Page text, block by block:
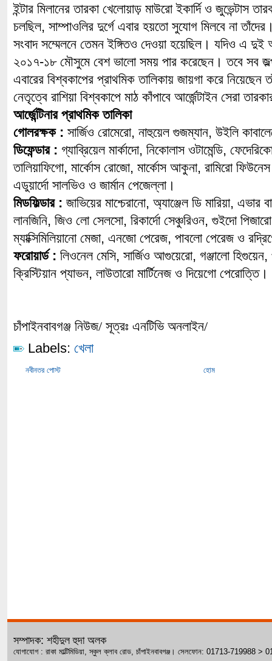
ইন্টার মিলানের তারকা খেলোয়াড় মাউরো ইকার্দি ও জুভেন্টাস
চলছিল, সাম্পাওলির দুর্গে এবার হয়তো সুযোগ মিলবে না
সংবাদ সম্মেলনে তেমন ইঙ্গিতও দেওয়া হয়েছিল। যদিও এ দুই
২০১৭-১৮ মৌসুমে বেশ ভালো সময় পার করেছেন। তবে সব
এবারের বিশ্বকাপের প্রাথমিক তালিকায় জায়গা করে নিয়েছেন
নেতৃত্বে রাশিয়া বিশ্বকাপে মাঠ কাঁপাবে আর্জেন্টাইন সেরা
আর্জেন্টিনার প্রাথমিক তালিকা
গোলরক্ষক : সার্জিও রোমেরো, নাহুয়েল গুজম্যান, উইলি
ডিফেন্ডার : গ্যাব্রিয়েল মার্কাদো, নিকোলাস ওটামেন্ডি,
তালিয়াফিগো, মার্কোস রোজো, মার্কোস আকুনা, রামিরো
এডুয়ার্দো সালভিও ও জার্মান পেজেল্লা।
মিডফিল্ডার : জাভিয়ের মাশ্চেরানো, অ্যাঞ্জেল ডি মারিয়া, এভার
লানজিনি, জিও লো সেলসো, রিকার্দো সেঞ্চুরিওন, গুইদো
ম্যাক্সিমিলিয়ানো মেজা, এনজো পেরেজ, পাবলো পেরেজ ও
ফরোয়ার্ড : লিওনেল মেসি, সার্জিও আগুয়েরো, গঞ্জালো হিগুয়েন,
ক্রিস্টিয়ান প্যাভন, লাউতারো মার্টিনেজ ও দিয়েগো পেরোত্তি।
চাঁপাইনবাবগঞ্জ নিউজ/ সূত্রঃ এনটিভি অনলাইন/
Labels: খেলা
নবীনতর পোস্ট হোম
সম্পাদক: শহীদুল হুদা অলক
যোগাযোগ : রাকা মাল্টিমিডিয়া, স্কুল ক্লাব রোড, চাঁপাইনবাবগঞ্জ। সেলফোন: 01713-